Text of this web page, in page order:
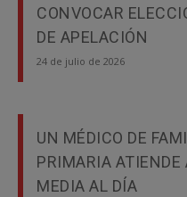
CONVOCAR
DE APELACIÓN
24 de julio de 2026
UN MÉDICO DE
PRIMARIA ATIENDE
MEDIA AL DÍA